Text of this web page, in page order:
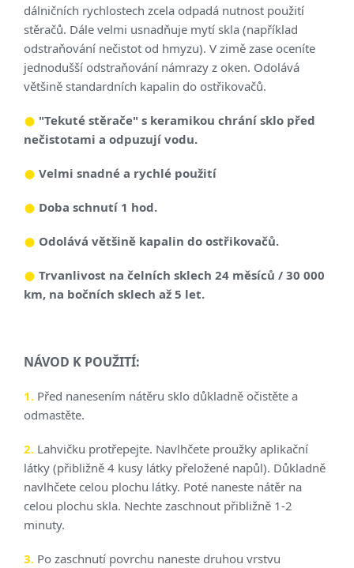
dálničních rychlostech zcela odpadá nutnost použití
stěračů. Dále velmi usnadňuje mytí skla (například
odstraňování nečistot od hmyzu). V zimě zase oceníte
jednodušší odstraňování námrazy z oken. Odolává
většině standardních kapalin do ostřikovačů.
"Tekuté stěrače" s keramikou chrání sklo před
nečistotami a odpuzují vodu.
Velmi snadné a rychlé použití
Doba schnutí 1 hod.
Odolává většině kapalin do ostřikovačů.
Trvanlivost na čelních sklech 24 měsíců / 30 000
km, na bočních sklech až 5 let.
NÁVOD K POUŽITÍ:
1. Před nanesením nátěru sklo důkladně očistěte a
odmastěte.
2. Lahvičku protřepejte. Navlhčete proužky aplikační
látky (přibližně 4 kusy látky přeložené napůl). Důkladně
navlhčete celou plochu látky. Poté naneste nátěr na
celou plochu skla. Nechte zaschnout přibližně 1-2
minuty.
3. Po zaschnutí povrchu naneste druhou vrstvu